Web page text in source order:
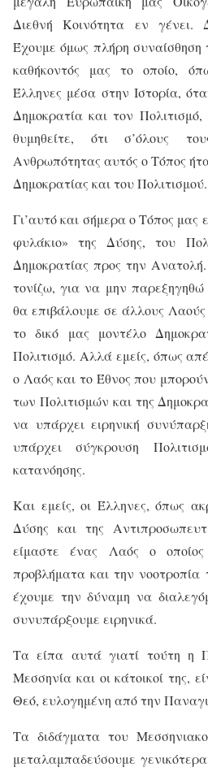
Διεθνή Κοινότητα εν γένει.
Έχουμε όμως πλήρη συναίσθηση
καθήκοντός μας το οποίο,
Έλληνες μέσα στην Ιστορία,
Δημοκρατία και τον Πολιτισμό,
θυμηθείτε, ότι σ’όλους
Ανθρωπότητας αυτός ο Τόπος
Δημοκρατίας και του Πολιτισμού.
Γι’αυτό και σήμερα ο Τόπος μας
φυλάκιο» της Δύσης, του
Δημοκρατίας προς την
τονίζω, για να μην παρεξηγηθώ
θα επιβάλουμε σε άλλους Λαούς
το δικό μας μοντέλο
Πολιτισμό. Αλλά εμείς, όπως
ο Λαός και το Έθνος που
των Πολιτισμών και της
να υπάρχει ειρηνική
υπάρχει σύγκρουση
κατανόησης.
Και εμείς, οι Έλληνες, όπως
Δύσης και της
είμαστε ένας Λαός ο
προβλήματα και την
έχουμε την δύναμη να
συνυπάρξουμε ειρηνικά.
Τα είπα αυτά γιατί τούτη η
Μεσσηνία και οι κάτοικοί της,
Θεό, ευλογημένη από την
Τα διδάγματα του
μεταλαμπαδεύσουμε